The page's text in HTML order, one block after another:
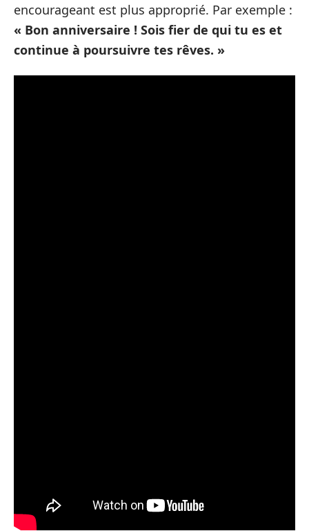
encourageant est plus approprié. Par exemple :
« Bon anniversaire ! Sois fier de qui tu es et
continue à poursuivre tes rêves. »